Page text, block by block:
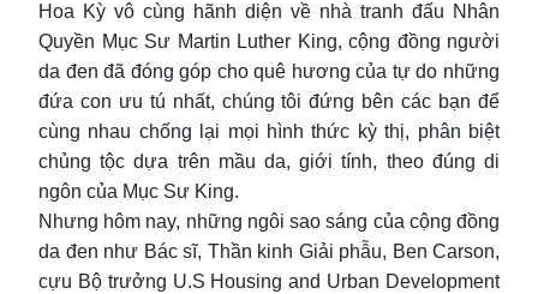
Hoa Kỳ vô cùng hãnh diện về nhà tranh đấu Nhân
Quyền Mục Sư Martin Luther King, cộng đồng người
da đen đã đóng góp cho quê hương của tự do những
đứa con ưu tú nhất, chúng tôi đứng bên các bạn để
cùng nhau chống lại mọi hình thức kỳ thị, phân biệt
chủng tộc dựa trên mầu da, giới tính, theo đúng di
ngôn của Mục Sư King.
Nhưng hôm nay, những ngôi sao sáng của cộng đồng
da đen như Bác sĩ, Thần kinh Giải phẫu, Ben Carson,
cựu Bộ trưởng U.S Housing and Urban Development